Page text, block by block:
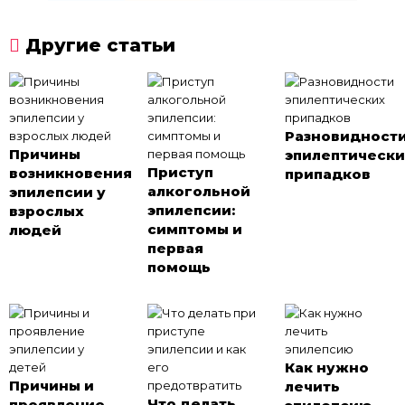
Другие статьи
Причины
возникновения
эпилепсии у
взрослых
людей
Приступ
алкогольной
эпилепсии:
симптомы и
первая
помощь
припадков
Причины и
Как нужно
лечить